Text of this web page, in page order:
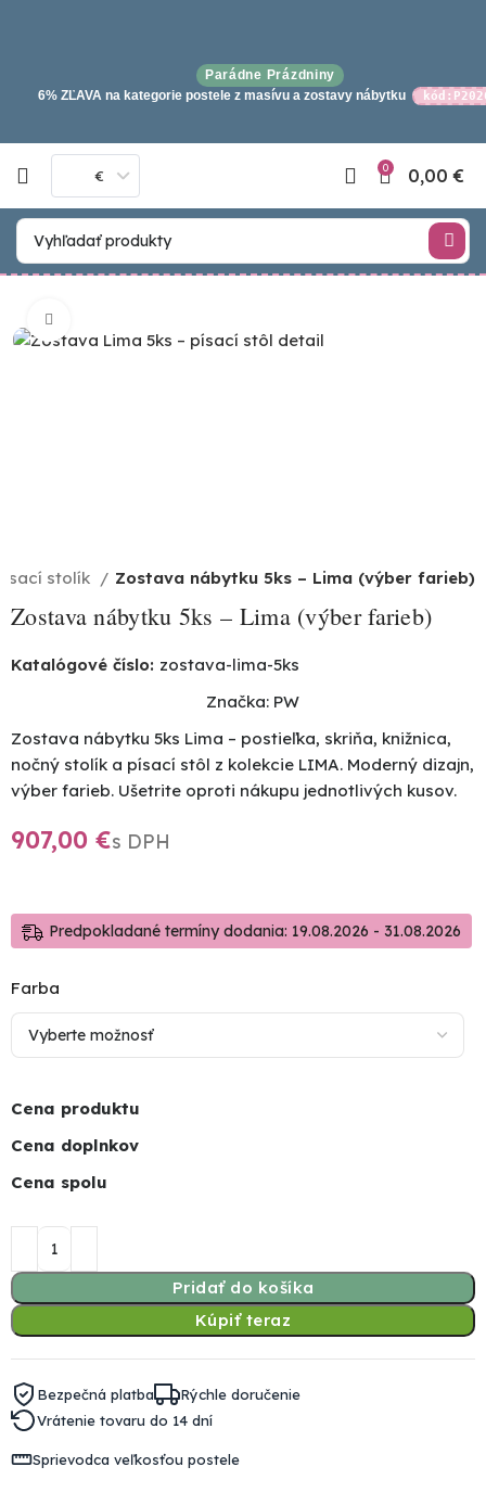
Parádne Prázdniny
6% ZĽAVA na kategorie postele z masívu a zostavy nábytku
€ 0 0,00€
stolík Zostava nábytku 5ks – Lima (výber farieb)
Zostava nábytku 5ks – Lima (výber farieb)
Katalógové číslo: zostava-lima-5ks
Značka: PW
Zostava nábytku 5ks Lima – postieľka, skriňa, knižnica,
nočný stolík a písací stôl z kolekcie LIMA. Moderný dizajn,
výber farieb. Ušetrite oproti nákupu jednotlivých kusov.
€
Predpokladané termíny dodania: 19.08.2026 - 31.08.2026
Farba
Cena produktu
Cena doplnkov
Cena spolu
Pridať do košíka
Kúpiť teraz
Bezpečná platba
Rýchle doručenie
Vrátenie tovaru do 14 dní
Sprievodca veľkosťou postele